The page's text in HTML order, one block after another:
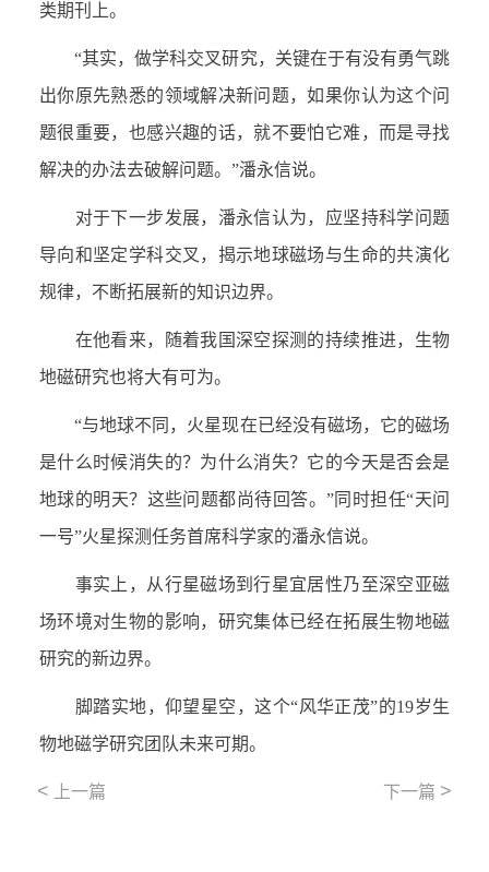
类期刊上。
“其实，做学科交叉研究，关键在于有没有勇气跳
出你原先熟悉的领域解决新问题，如果你认为这个问
题很重要，也感兴趣的话，就不要怕它难，而是寻找
解决的办法去破解问题。”潘永信说。
对于下一步发展，潘永信认为，应坚持科学问题
导向和坚定学科交叉，揭示地球磁场与生命的共演化
规律，不断拓展新的知识边界。
在他看来，随着我国深空探测的持续推进，生物
地磁研究也将大有可为。
“与地球不同，火星现在已经没有磁场，它的磁场
是什么时候消失的？为什么消失？它的今天是否会是
地球的明天？这些问题都尚待回答。”同时担任“天问
一号”火星探测任务首席科学家的潘永信说。
事实上，从行星磁场到行星宜居性乃至深空亚磁
场环境对生物的影响，研究集体已经在拓展生物地磁
研究的新边界。
脚踏实地，仰望星空，这个“风华正茂”的19岁生
物地磁学研究团队未来可期。
< 上一篇 下一篇 >